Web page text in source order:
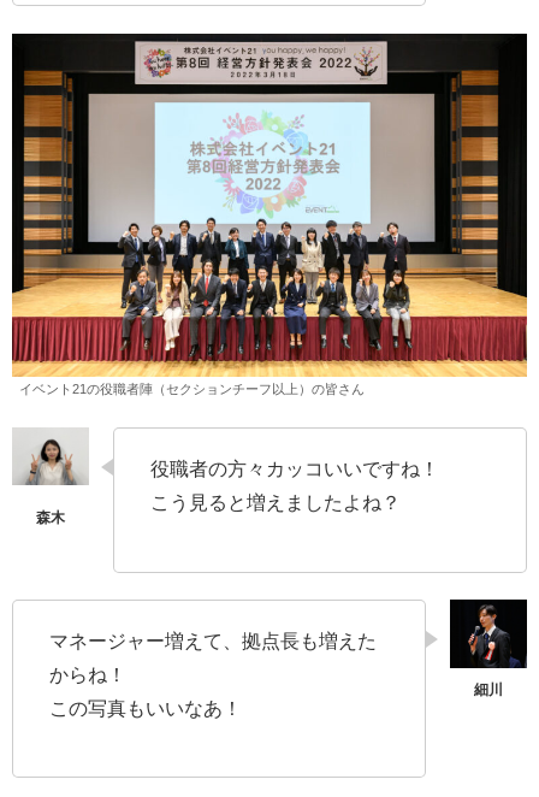
イベント21の役職者陣（セクションチーフ以上）の皆さん
役職者の方々カッコいいですね！
こう見ると増えましたよね？
マネージャー増えて、拠点長も増えた
からね！
この写真もいいなあ！